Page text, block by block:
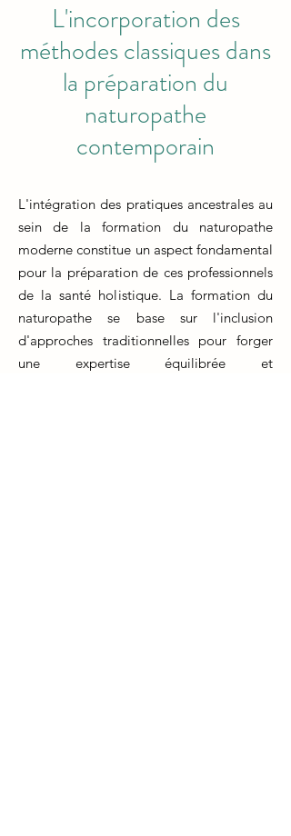
L'incorporation des
méthodes classiques dans
la préparation du
naturopathe
contemporain
L'intégration des pratiques ancestrales au
sein de la formation du naturopathe
moderne constitue un aspect fondamental
pour la préparation de ces professionnels
de la santé holistique. La formation du
naturopathe se base sur l'inclusion
d'approches traditionnelles pour forger
une expertise équilibrée et